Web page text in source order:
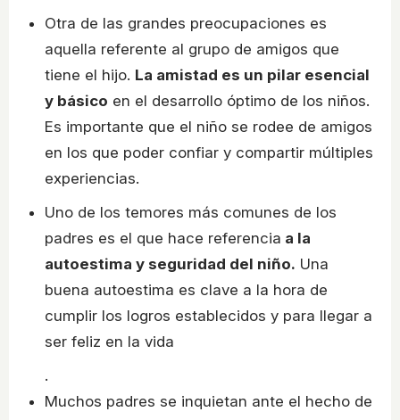
Otra de las grandes preocupaciones es
aquella referente al grupo de amigos que
tiene el hijo. La amistad es un pilar esencial
y básico en el desarrollo óptimo de los niños.
Es importante que el niño se rodee de amigos
en los que poder confiar y compartir múltiples
experiencias.
Uno de los temores más comunes de los
padres es el que hace referencia a la
autoestima y seguridad del niño. Una
buena autoestima es clave a la hora de
cumplir los logros establecidos y para llegar a
ser feliz en la vida
.
Muchos padres se inquietan ante el hecho de